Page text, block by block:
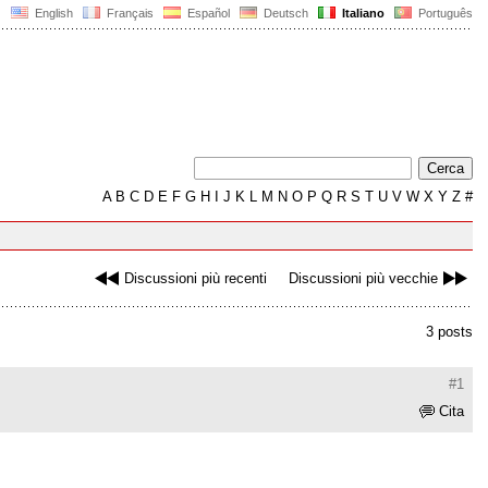
English Français Español Deutsch Italiano Português
AB C D E F G H J K L M N O P Q R S T U V W X Y Z #
Discussioni più recenti Discussioni più vecchie
3 posts
#1
Cita